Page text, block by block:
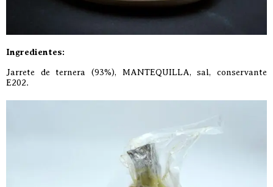
Ingredientes:
Jarrete de ternera (93%), MANTEQUILLA, sal, conservante
E202.